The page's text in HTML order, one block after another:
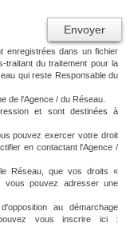
Envoyer
enregistrées dans un fichier
traitant du traitement pour la
qui reste Responsable du
de l'Agence / du Réseau.
et sont destinées à
pouvez exercer votre droit
en contactant l'Agence /
Réseau, que vos droits «
vous pouvez adresser une
au démarchage
vous inscrire ici :